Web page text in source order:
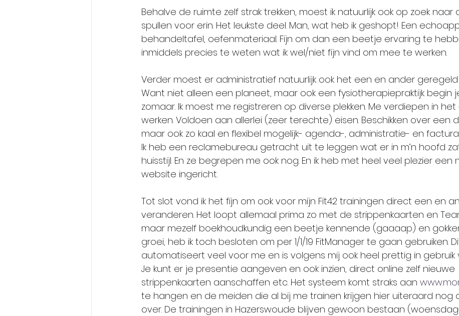
Behalve de ruimte zelf strak trekken, moest ik natuurlijk ook op zoek naar
spullen voor erin. Het leukste deel. Man, wat heb ik geshopt! Een
behandeltafel, oefenmateriaal. Fijn om dan een beetje ervaring te
inmiddels precies te weten wat ik wel/niet fijn vind om mee te werken.
Verder moest er administratief natuurlijk ook het een en ander
Want niet alleen een planeet, maar ook een fysiotherapiepraktijk begin
zomaar. Ik moest me registreren op diverse plekken. Me verdiepen in
werken. Voldoen aan allerlei (zeer terechte) eisen. Beschikken over een
maar ook zo kaal en flexibel mogelijk- agenda-, administratie- en
Ik heb een reclamebureau getracht uit te leggen wat er in m’n hoofd
huisstijl. En ze begrepen me ook nog. En ik heb met heel veel plezier een
website ingericht.
Tot slot vond ik het fijn om ook voor mijn Fit42 trainingen direct een en
veranderen. Het loopt allemaal prima zo met de strippenkaarten en
maar mezelf boekhoudkundig een beetje kennende (gaaaap) en
groei, heb ik toch besloten om per 1/1/19 FitManager te gaan gebruiken.
automatiseert veel voor me en is volgens mij ook heel prettig in gebruik
Je kunt er je presentie aangeven en ook inzien, direct online zelf nieuwe
strippenkaarten aanschaffen etc. Het systeem komt straks aan
te hangen en de meiden die al bij me trainen krijgen hier uiteraard nog
over. De trainingen in Hazerswoude blijven gewoon bestaan